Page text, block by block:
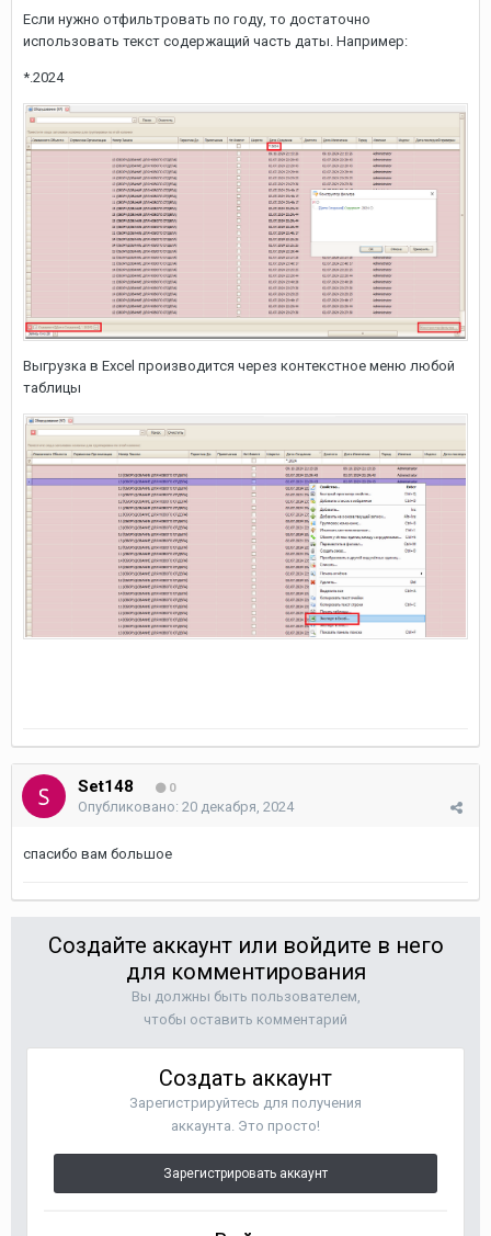
Если нужно отфильтровать по году, то достаточно
использовать текст содержащий часть даты. Например:
*.2024
Выгрузка в Excel производится через контекстное меню любой
таблицы
Set148 0
Опубликовано: 20 декабря, 2024
спасибо вам большое
Создайте аккаунт или войдите в него
для комментирования
Вы должны быть пользователем,
чтобы оставить комментарий
Создать аккаунт
Зарегистрируйтесь для получения
аккаунта. Это просто!
Зарегистрировать аккаунт